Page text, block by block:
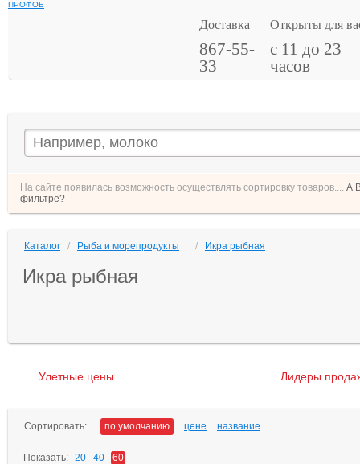
ПРОФОБ
Доставка
867-55-
33
Открыты для
с 11 до 23
часов
На сайте появилась возможность осуществлять сортировку товаров.... А
фильтре?
Каталог / Рыба и морепродукты / Икра рыбная
Икра рыбная
Улетные цены Лидеры
Сортировать: по умолчанию цене название
Показать: 20 40 60